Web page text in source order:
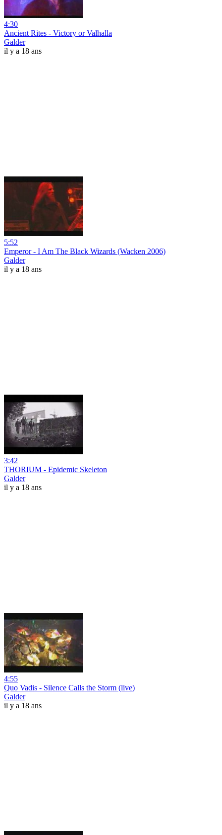
4:30
Ancient Rites - Victory or Valhalla
Galder
il y a 18 ans
5:52
Emperor - I Am The Black Wizards (Wacken 2006)
Galder
il y a 18 ans
3:42
THORIUM - Epidemic Skeleton
Galder
il y a 18 ans
4:55
Quo Vadis - Silence Calls the Storm (live)
Galder
il y a 18 ans